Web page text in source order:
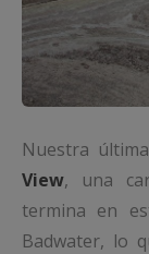
Nuestra
View, una
termina en
Badwater, lo